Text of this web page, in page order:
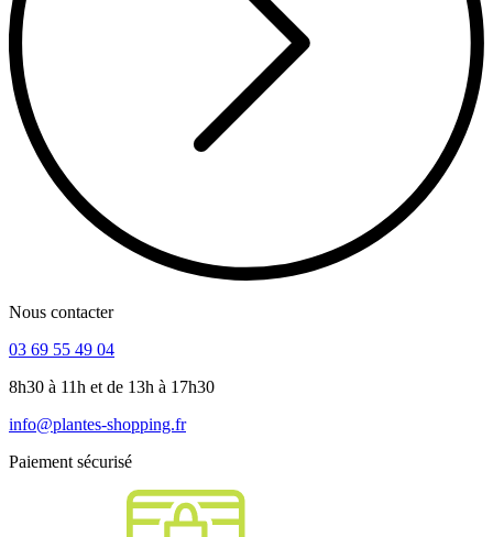
Nous contacter
03 69 55 49 04
8h30 à 11h et de 13h à 17h30
info@plantes-shopping.fr
Paiement sécurisé